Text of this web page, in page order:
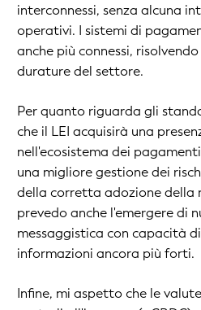
interconnessi, senza alcuna
operativi. I sistemi di
anche più connessi,
durature del settore.
Per quanto riguarda gli
che il LEI acquisirà una
nell'ecosistema dei
una migliore gestione dei
della corretta adozione della
prevedo anche l'emergere di
messaggistica con capacità
informazioni ancora più forti.
Infine, mi aspetto che le